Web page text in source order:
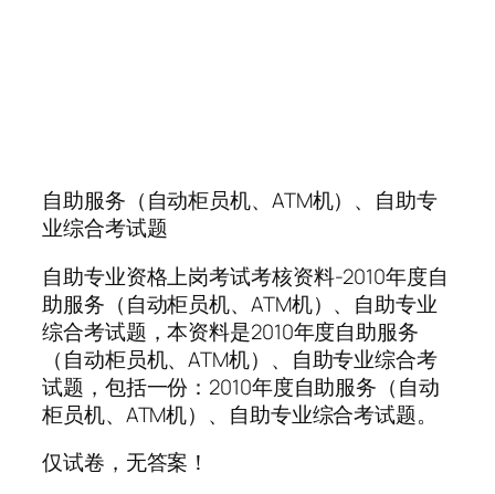
自助服务（自动柜员机、ATM机）、自助专
业综合考试题
自助专业资格上岗考试考核资料-2010年度自
助服务（自动柜员机、ATM机）、自助专业
综合考试题，本资料是2010年度自助服务
（自动柜员机、ATM机）、自助专业综合考
试题，包括一份：2010年度自助服务（自动
柜员机、ATM机）、自助专业综合考试题。
仅试卷，无答案！